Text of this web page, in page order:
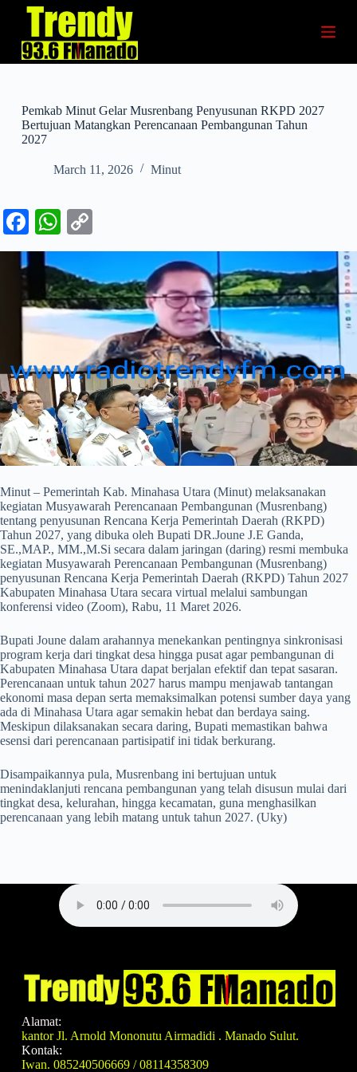
p
o
n
Pemkab Minut Gelar Musrenbang Penyusunan RKPD 2027
Bertujuan Matangkan Perencanaan Pembangunan Tahun
2027
March 11, 2026 Minut
Fa
ce
bo
ok
W
ha
ts
A
pp
op
y
Li
nk
Minut – Pemerintah Kab. Minahasa Utara (Minut) melaksanakan
kegiatan Musyawarah Perencanaan Pembangunan (Musrenbang)
tentang penyusunan Rencana Kerja Pemerintah Daerah (RKPD)
Tahun 2027, yang dibuka oleh Bupati DR.Joune J.E Ganda,
SE.,MAP., MM.,M.Si secara dalam jaringan (daring) resmi membuka
kegiatan Musyawarah Perencanaan Pembangunan (Musrenbang)
penyusunan Rencana Kerja Pemerintah Daerah (RKPD) Tahun 2027
Kabupaten Minahasa Utara secara virtual melalui sambungan
konferensi video (Zoom), Rabu, 11 Maret 2026.
Bupati Joune dalam arahannya menekankan pentingnya sinkronisasi
program kerja dari tingkat desa hingga pusat agar pembangunan di
Kabupaten Minahasa Utara dapat berjalan efektif dan tepat sasaran.
Perencanaan untuk tahun 2027 harus mampu menjawab tantangan
ekonomi masa depan serta memaksimalkan potensi sumber daya yang
ada di Minahasa Utara agar semakin hebat dan berdaya saing.
Meskipun dilaksanakan secara daring, Bupati memastikan bahwa
esensi dari perencanaan partisipatif ini tidak berkurang.
Disampaikannya pula, Musrenbang ini bertujuan untuk
menindaklanjuti rencana pembangunan yang telah disusun mulai dari
tingkat desa, kelurahan, hingga kecamatan, guna menghasilkan
perencanaan yang lebih matang untuk tahun 2027. (Uky)
Alamat:
kantor Jl. Arnold Mononutu Airmadidi . Manado Sulut.
Kontak:
Iwan. 085240506669 / 08114358309